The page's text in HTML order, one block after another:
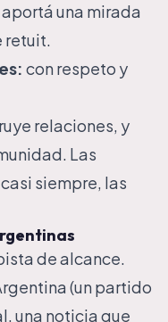
aportá una mirada
retuit.
con respeto y
relaciones, y
Las
siempre, las
de alcance.
(un partido
una noticia que